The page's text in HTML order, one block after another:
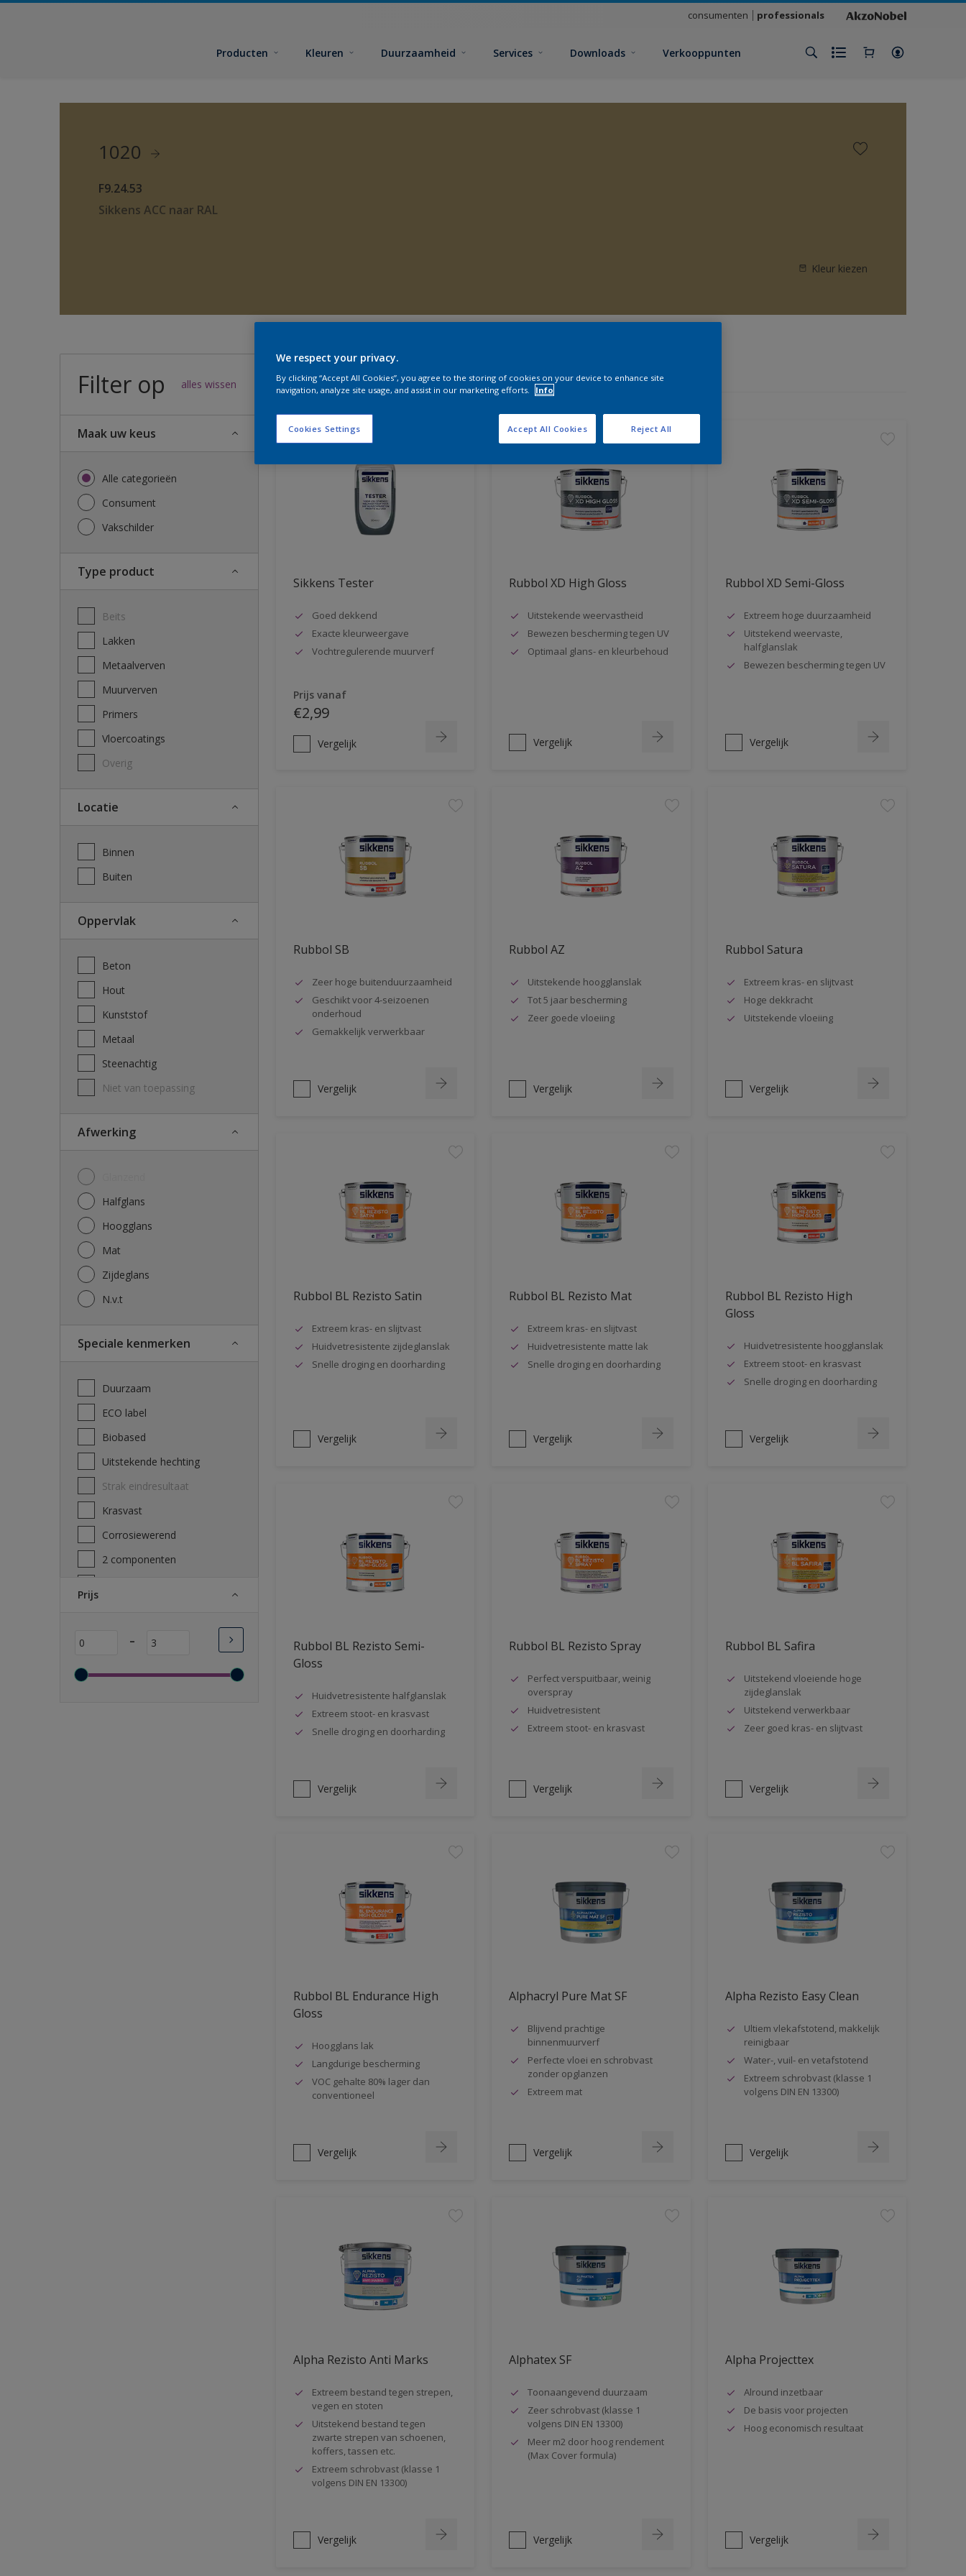
consumenten professionals
Producten Kleuren Duurzaamheid Services Downloads Verkooppunten
1020
F9.24.53
Sikkens ACC naar RAL
Kleur kiezen
Filter op alles wissen
Maak uw keus
Alle categorieën
Consument
Vakschilder
Type product
Beits
Lakken
Metaalverven
Muurverven
Primers
Vloercoatings
Overig
Locatie
Binnen
Buiten
Oppervlak
Beton
Hout
Kunststof
Metaal
Steenachtig
Niet van toepassing
Afwerking
Halfglans
Hoogglans
Mat
Zijdeglans
N.v.t
Speciale kenmerken
Duurzaam
ECO label
Biobased
Uitstekende hechting
Strak eindresultaat
Krasvast
Corrosiewerend
2 componenten
Wasbaar
Sneldrogend
Prijs
-
48resultaten voor jou
Sikkens Tester
Goed dekkend
Exacte kleurweergave
Vochtregulerende muurverf
Prijs vanaf
€2,99
Vergelijk
Rubbol XD High Gloss
Uitstekende weervastheid
Bewezen bescherming tegen UV
Optimaal glans- en kleurbehoud
Vergelijk
Rubbol XD Semi-Gloss
Extreem hoge duurzaamheid
Uitstekend weervaste,
halfglanslak
Bewezen bescherming tegen UV
Vergelijk
Rubbol SB
Zeer hoge buitenduurzaamheid
Geschikt voor 4-seizoenen
onderhoud
Gemakkelijk verwerkbaar
Vergelijk
Rubbol AZ
Uitstekende hoogglanslak
Tot 5 jaar bescherming
Zeer goede vloeiing
Vergelijk
Rubbol Satura
Extreem kras- en slijtvast
Hoge dekkracht
Uitstekende vloeiing
Vergelijk
Rubbol BL Rezisto Satin
Extreem kras- en slijtvast
Huidvetresistente zijdeglanslak
Snelle droging en doorharding
Vergelijk
Rubbol BL Rezisto Mat
Extreem kras- en slijtvast
Huidvetresistente matte lak
Snelle droging en doorharding
Vergelijk
Rubbol BL Rezisto High
Gloss
Huidvetresistente hoogglanslak
Extreem stoot- en krasvast
Snelle droging en doorharding
Vergelijk
Rubbol BL Rezisto Semi-
Gloss
Huidvetresistente halfglanslak
Extreem stoot- en krasvast
Snelle droging en doorharding
Vergelijk
Rubbol BL Rezisto Spray
Perfect verspuitbaar, weinig
overspray
Huidvetresistent
Extreem stoot- en krasvast
Vergelijk
Rubbol BL Safira
Uitstekend vloeiende hoge
zijdeglanslak
Uitstekend verwerkbaar
Zeer goed kras- en slijtvast
Vergelijk
Rubbol BL Endurance High
Gloss
Hoogglans lak
Langdurige bescherming
VOC gehalte 80% lager dan
conventioneel
Vergelijk
Alphacryl Pure Mat SF
Blijvend prachtige
binnenmuurverf
Perfecte vloei en schrobvast
zonder opglanzen
Extreem mat
Vergelijk
Alpha Rezisto Easy Clean
Ultiem vlekafstotend, makkelijk
reinigbaar
Water-, vuil- en vetafstotend
Extreem schrobvast (klasse 1
volgens DIN EN 13300)
Vergelijk
Alpha Rezisto Anti Marks
Extreem bestand tegen strepen,
vegen en stoten
Uitstekend bestand tegen
zwarte strepen van schoenen,
koffers, tassen etc.
Extreem schrobvast (klasse 1
volgens DIN EN 13300)
Vergelijk
Alphatex SF
Toonaangevend duurzaam
Zeer schrobvast (klasse 1
volgens DIN EN 13300)
Meer m2 door hoog rendement
(Max Cover formula)
Vergelijk
Alpha Projecttex
Alround inzetbaar
De basis voor projecten
Hoog economisch resultaat
Vergelijk
We respect your privacy.
By clicking “Accept All Cookies”, you agree to the storing of cookies on your device to enhance site
navigation, analyze site usage, and assist in our marketing efforts.
Info
Cookies Settings Reject All
Accept All Cookies